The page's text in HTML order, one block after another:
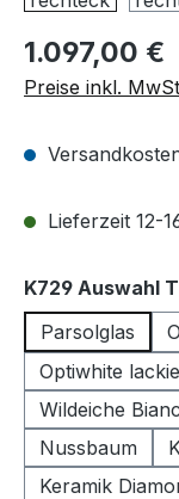
Regulärer Preis:
1.097,00 €
Preise inkl.
Lieferzeit 12-
K729 Auswahl
Parsolglas
Optiwhite
Wildeiche
Nussbaum
Keramik